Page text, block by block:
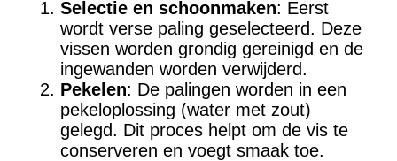
Selectie en schoonmaken: Eerst
wordt verse paling geselecteerd. Deze
vissen worden grondig gereinigd en de
ingewanden worden verwijderd.
Pekelen: De palingen worden in een
pekeloplossing (water met zout)
gelegd. Dit proces helpt om de vis te
conserveren en voegt smaak toe.